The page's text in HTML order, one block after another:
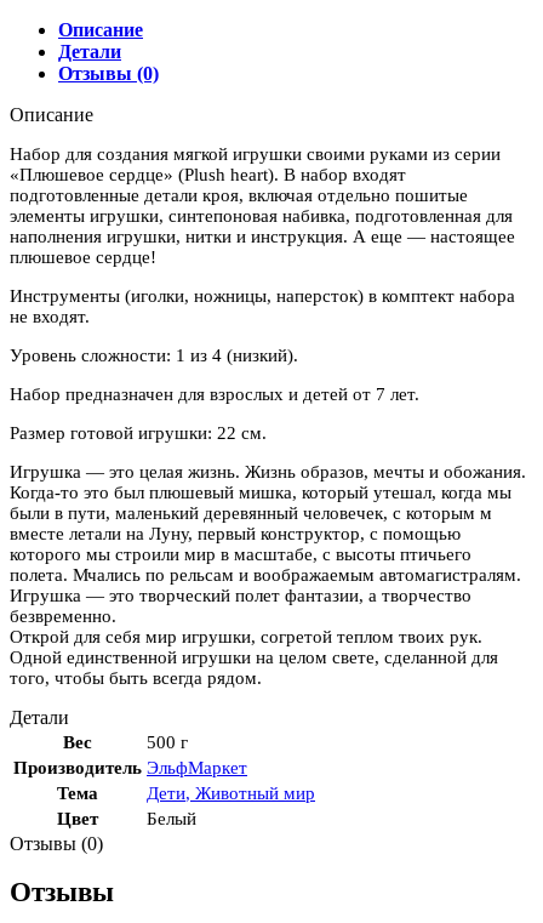
Описание
Детали
Отзывы (0)
Описание
Набор для создания мягкой игрушки своими руками из серии
«Плюшевое сердце» (Plush heart). В набор входят
подготовленные детали кроя, включая отдельно пошитые
элементы игрушки, синтепоновая набивка, подготовленная для
наполнения игрушки, нитки и инструкция. А еще — настоящее
плюшевое сердце!
Инструменты (иголки, ножницы, наперсток) в комптект набора
не входят.
Уровень сложности: 1 из 4 (низкий).
Набор предназначен для взрослых и детей от 7 лет.
Размер готовой игрушки: 22 см.
Игрушка — это целая жизнь. Жизнь образов, мечты и обожания.
Когда-то это был плюшевый мишка, который утешал, когда мы
были в пути, маленький деревянный человечек, с которым м
вместе летали на Луну, первый конструктор, с помощью
которого мы строили мир в масштабе, с высоты птичьего
полета. Мчались по рельсам и воображаемым автомагистралям.
Игрушка — это творческий полет фантазии, а творчество
безвременно.
Открой для себя мир игрушки, согретой теплом твоих рук.
Одной единственной игрушки на целом свете, сделанной для
того, чтобы быть всегда рядом.
Детали
Вес
500 г
Производитель ЭльфМаркет
Тема
Дети, Животный мир
Цвет
Белый
Отзывы (0)
Отзывы